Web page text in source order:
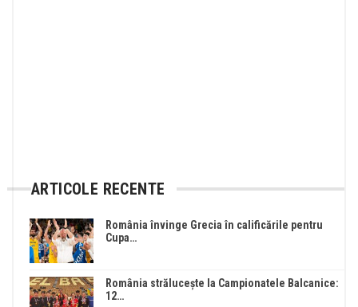
ARTICOLE RECENTE
România învinge Grecia în calificările pentru
Cupa…
România strălucește la Campionatele Balcanice:
12…